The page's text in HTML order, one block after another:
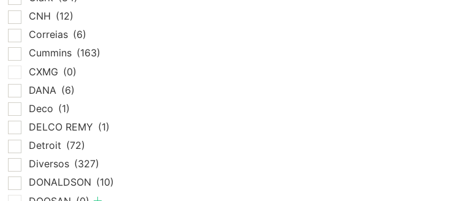
CNH (12)
Correias (6)
Cummins (163)
CXMG (0)
DANA (6)
Deco (1)
DELCO REMY (1)
Detroit (72)
Diversos (327)
DONALDSON (10)